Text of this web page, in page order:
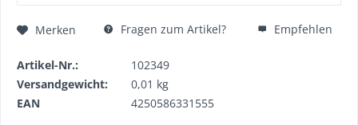
Merken Fragen zum Artikel? Empfehlen
Artikel-Nr.:
102349
Versandgewicht:
0,01 kg
EAN
4250586331555